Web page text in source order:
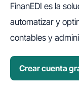
FinanEDI es la
automatizar y
contables y
Crear cuenta